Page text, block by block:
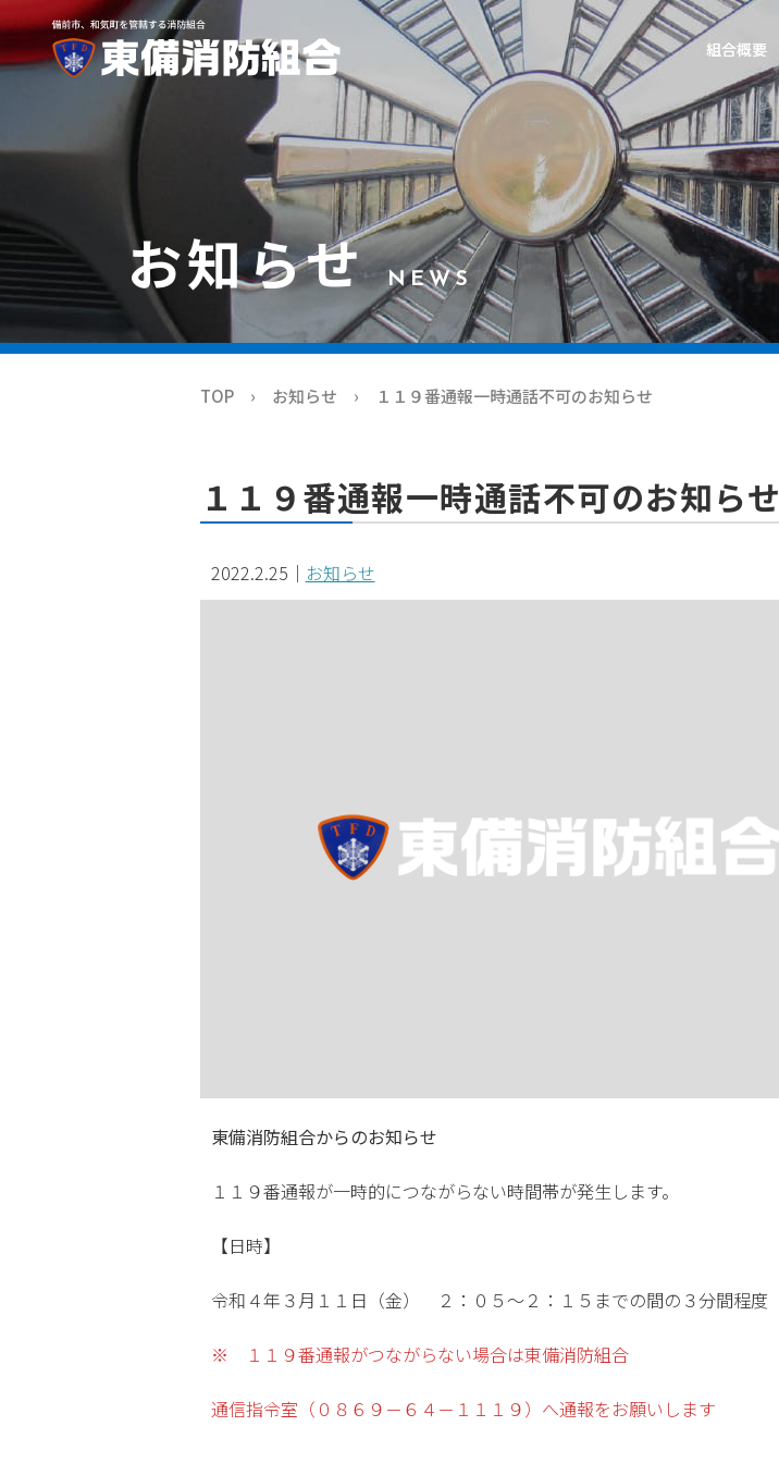
組合概要
お知らせ NEWS
TOP お知らせ １１９番通報一時通話不可のお知らせ
１１９番通報一時通話不可のお知らせ
2022.2.25 ｜ お知らせ
東備消防組合からのお知らせ
１１９番通報が一時的につながらない時間帯が発生します。
【日時】
令和４年３月１１日（金） ２：０５～２：１５までの間の３分間程度
※ １１９番通報がつながらない場合は東備消防組合
通信指令室（０８６９－６４－１１１９）へ通報をお願いします